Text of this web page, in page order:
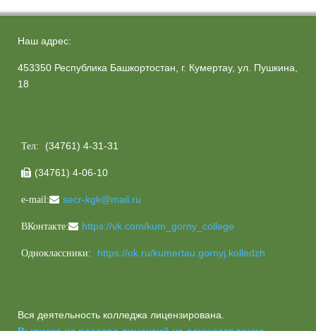
Наш адрес:
453350 Республика Башкортостан, г. Кумертау, ул. Пушкина,
18
Тел: (34761) 4-31-31
 (34761) 4-06-10
e-mail: secr-kgk@mail.ru
ВКонтакте: https://vk.com/kum_gorny_college
Одноклассники: https://ok.ru/kumertau.gornyj.kolledzh
Вся деятельность колледжа лицензирована.